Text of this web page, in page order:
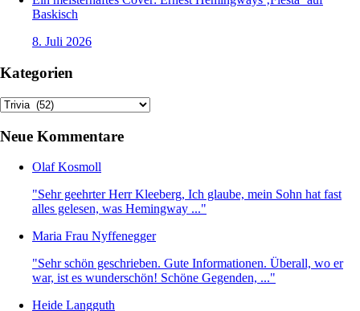
Baskisch
8. Juli 2026
Kategorien
Kategorien
Neue Kommentare
Olaf Kosmoll
"Sehr geehrter Herr Kleeberg, Ich glaube, mein Sohn hat fast
alles gelesen, was Hemingway ..."
Maria Frau Nyffenegger
"Sehr schön geschrieben. Gute Informationen. Überall, wo er
war, ist es wunderschön! Schöne Gegenden, ..."
Heide Langguth